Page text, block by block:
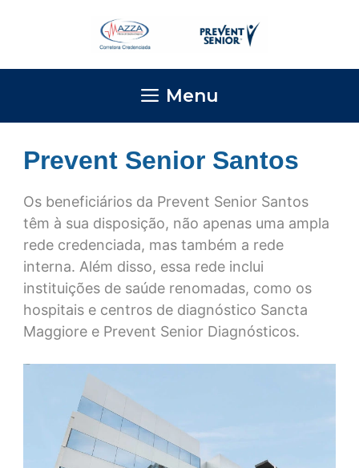
conteúdo
Menu
Prevent Senior Santos
Os beneficiários da Prevent Senior Santos
têm à sua disposição, não apenas uma ampla
rede credenciada, mas também a rede
interna. Além disso, essa rede inclui
instituições de saúde renomadas, como os
hospitais e centros de diagnóstico Sancta
Maggiore e Prevent Senior Diagnósticos.